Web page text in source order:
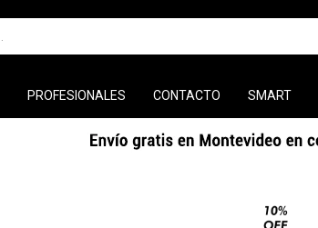
PROFESIONALES CONTACTO SMART